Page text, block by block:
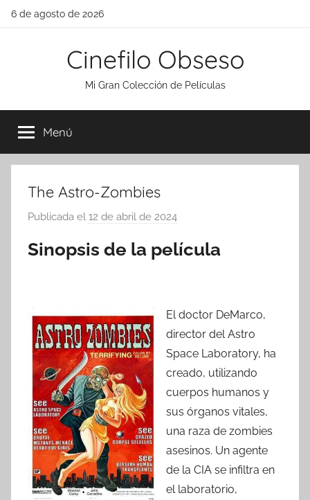
Saltar
6 de agosto de 2026
Cinefilo Obseso
Mi Gran Colección de Películas
Menú
The Astro-Zombies
Publicada el 12 de abril de 2024
r
Sinopsis de la película
El doctor DeMarco,
director del Astro
Space Laboratory, ha
creado, utilizando
cuerpos humanos y
sus órganos vitales,
una raza de zombies
asesinos. Un agente
de la CIA se infiltra en
el laboratorio,